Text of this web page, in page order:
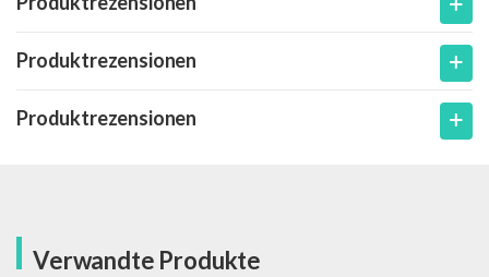
Produktrezensionen
Produktrezensionen
Verwandte Produkte